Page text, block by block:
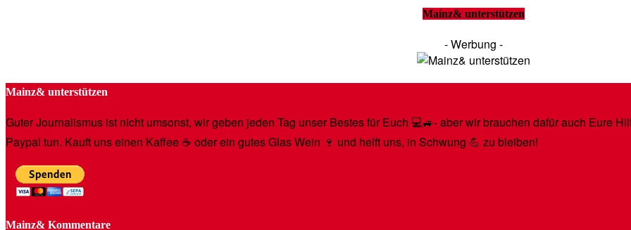
Mainz& unterstützen
- Werbung -
Mainz& unterstützen
Guter Journalismus ist nicht umsonst, wir geben jeden Tag unser Bestes für Euch 💻🚙- aber wir brauchen dafür auch Eure
Paypal tun. Kauft uns einen Kaffee ☕️ oder ein gutes Glas Wein 🍷 und helft uns, in Schwung 💪 zu bleiben!
Mainz& Kommentare